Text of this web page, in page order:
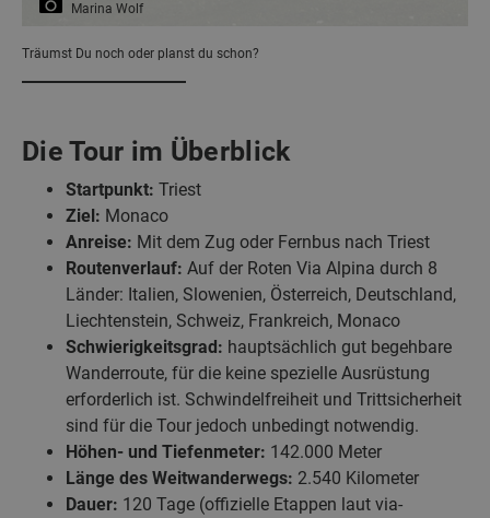
Marina Wolf
Träumst Du noch oder planst du schon?
Die Tour im Überblick
Startpunkt: Triest
Ziel: Monaco
Anreise: Mit dem Zug oder Fernbus nach Triest
Routenverlauf: Auf der Roten Via Alpina durch 8
Länder: Italien, Slowenien, Österreich, Deutschland,
Liechtenstein, Schweiz, Frankreich, Monaco
Schwierigkeitsgrad: hauptsächlich gut begehbare
Wanderroute, für die keine spezielle Ausrüstung
erforderlich ist. Schwindelfreiheit und Trittsicherheit
sind für die Tour jedoch unbedingt notwendig.
Höhen- und Tiefenmeter: 142.000 Meter
Länge des Weitwanderwegs: 2.540 Kilometer
Dauer: 120 Tage (offizielle Etappen laut via-